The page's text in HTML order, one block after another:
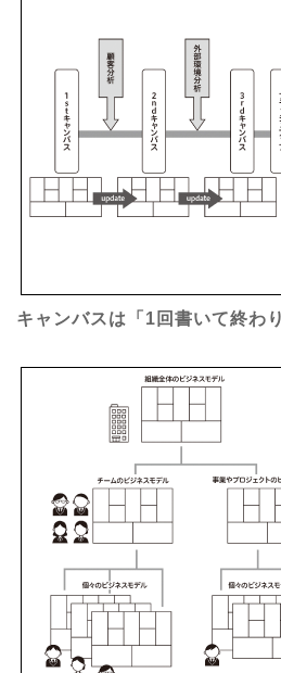
キャンバスは「1回書いて終わ